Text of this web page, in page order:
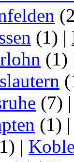
(1) |
(1)
(7)
(1)
|